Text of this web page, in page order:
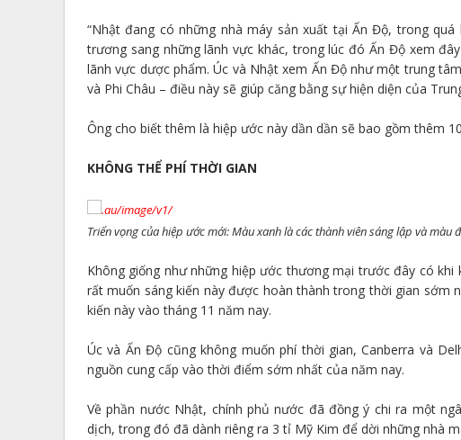
“Nhật đang có những nhà máy sản xuất tại Ấn Độ, trong
trương sang những lãnh vực khác, trong lúc đó Ấn Độ xem
lãnh vực dược phẩm. Úc và Nhật xem Ấn Độ như một trung
và Phi Châu – điều này sẽ giúp căng bằng sự hiện diện của
Ông cho biết thêm là hiệp ước này dần dần sẽ bao gồm thêm
KHÔNG THỂ PHÍ THỜI GIAN
Triển vọng của hiệp ước mới: Màu xanh là các thành viên sáng lập và
Không giống như những hiệp ước thương mại trước đây có
rất muốn sáng kiến này được hoàn thành trong thời gian sớm
kiến này vào tháng 11 năm nay.
Úc và Ấn Độ cũng không muốn phí thời gian, Canberra và
nguồn cung cấp vào thời điểm sớm nhất của năm nay.
Về phần nước Nhật, chính phủ nước đã đồng ý chi ra một
dịch, trong đó đã dành riêng ra 3 tỉ Mỹ Kim để dời những nhà